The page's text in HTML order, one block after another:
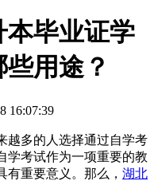
毕业证学
用途？
16:07:39
越多的人选择通过自学考
学考试作为一项重要的教
重要意义。那么， 湖北